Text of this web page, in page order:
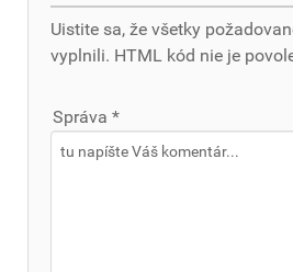
Uistite sa, že všetky
vyplnili. HTML kód nie je
Správa *